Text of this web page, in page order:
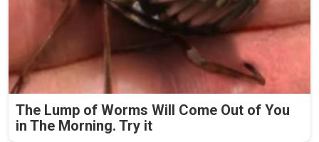
The Lump of Worms Will Come Out of You
in The Morning. Try it